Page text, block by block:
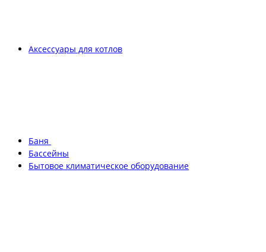
Аксессуары для котлов
Баня
Бассейны
Бытовое климатическое оборудование